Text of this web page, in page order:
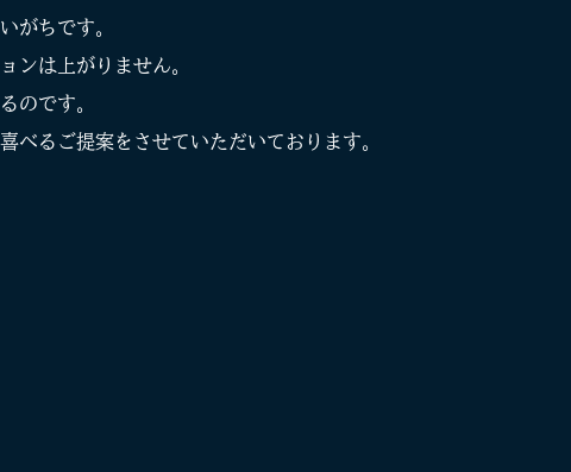
がちです。
ンは上がりません。
のです。
べるご提案をさせていただいております。